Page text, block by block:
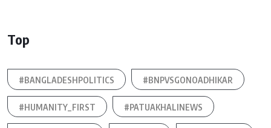
Top
#BANGLADESHPOLITICS #BNPVSGONOADHIKAR
#HUMANITY_FIRST #PATUAKHALINEWS